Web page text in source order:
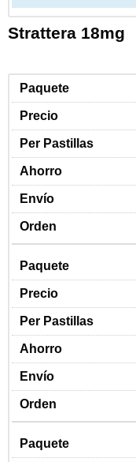
Strattera 18mg